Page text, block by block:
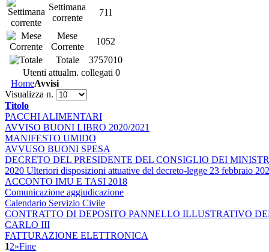
Settimana
corrente
711
Mese
Corrente
1052
Totale
3757010
Utenti attualm. collegati 0
HomeAvvisi
Visualizza n.
Titolo
PACCHI ALIMENTARI
AVVISO BUONI LIBRO 2020/2021
MANIFESTO UMIDO
AVVUSO BUONI SPESA
DECRETO DEL PRESIDENTE DEL CONSIGLIO DEI
2020 Ulteriori disposizioni attuative del decreto-legge 23 febbraio
ACCONTO IMU E TASI 2018
Comunicazione aggiudicazione
Calendario Servizio Civile
CONTRATTO DI DEPOSITO PANNELLO ILLUSTRATIVO
CARLO III
FATTURAZIONE ELETTRONICA
12»Fine